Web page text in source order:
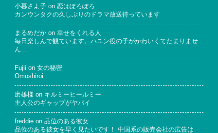
小暮さよ子 on 恋はぽろぽろ
カンウンタクの久しぶりのドラマ放送待っています
まるめだか on 幸せをくれる人
毎日楽しんで観ています。ハユン役の子がかわいくてたまりませ
ん…
Fujii on 女の秘密
Omoshiroi
磨雄様 on キルミーヒールミー
主人公のギャップがヤバイ
freddie on 品位のある彼女
品位のある彼女を早く見たいです！ 中国系の販売会社の広告は